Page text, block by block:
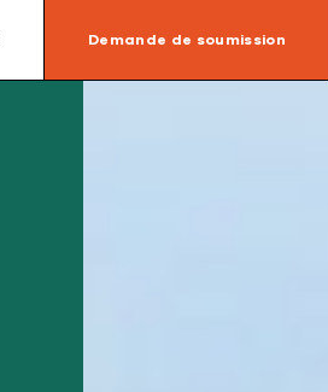
Demande de soumission